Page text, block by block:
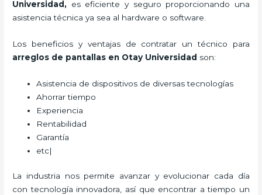
Universidad, es eficiente y seguro proporcionando una
asistencia técnica ya sea al hardware o software.
Los beneficios y ventajas de contratar un técnico para
arreglos de pantallas en Otay Universidad son:
Asistencia de dispositivos de diversas tecnologías
Ahorrar tiempo
Experiencia
Rentabilidad
Garantía
etc|
La industria nos permite avanzar y evolucionar cada día
con tecnología innovadora, así que encontrar a tiempo un